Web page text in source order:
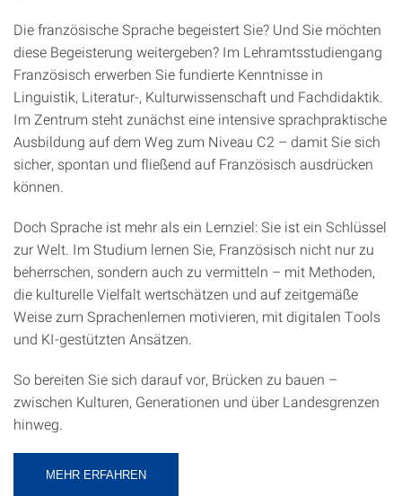
Die französische Sprache begeistert Sie? Und Sie möchten
diese Begeisterung weitergeben? Im Lehramtsstudiengang
Französisch erwerben Sie fundierte Kenntnisse in
Linguistik, Literatur-, Kulturwissenschaft und Fachdidaktik.
Im Zentrum steht zunächst eine intensive sprachpraktische
Ausbildung auf dem Weg zum Niveau C2 – damit Sie sich
sicher, spontan und fließend auf Französisch ausdrücken
können.
Doch Sprache ist mehr als ein Lernziel: Sie ist ein Schlüssel
zur Welt. Im Studium lernen Sie, Französisch nicht nur zu
beherrschen, sondern auch zu vermitteln – mit Methoden,
die kulturelle Vielfalt wertschätzen und auf zeitgemäße
Weise zum Sprachenlernen motivieren, mit digitalen Tools
und KI-gestützten Ansätzen.
So bereiten Sie sich darauf vor, Brücken zu bauen –
zwischen Kulturen, Generationen und über Landesgrenzen
hinweg.
MEHR ERFAHREN